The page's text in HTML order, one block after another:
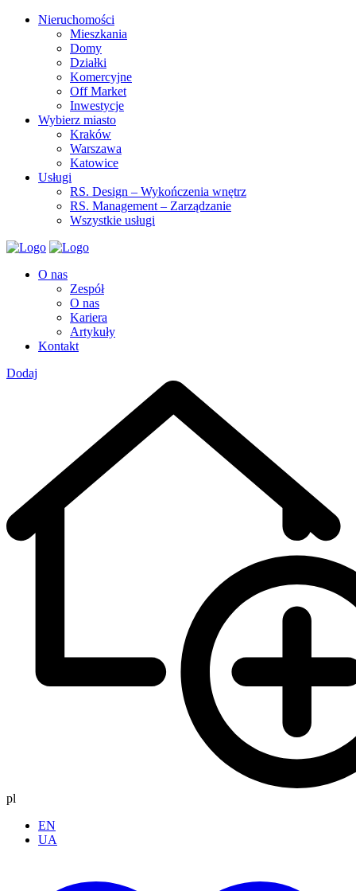
Nieruchomości
Mieszkania
Domy
Działki
Komercyjne
Off Market
Inwestycje
Wybierz miasto
Kraków
Warszawa
Katowice
Usługi
RS. Design – Wykończenia wnętrz
RS. Management – Zarządzanie
Wszystkie usługi
O nas
Zespół
O nas
Kariera
Artykuły
Kontakt
Dodaj
pl
EN
UA